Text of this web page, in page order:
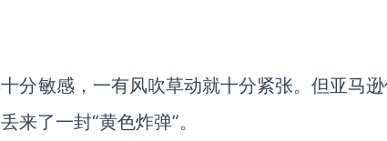
分敏感，一有风吹草动就十分紧张。但亚马
来了一封“黄色炸弹”。